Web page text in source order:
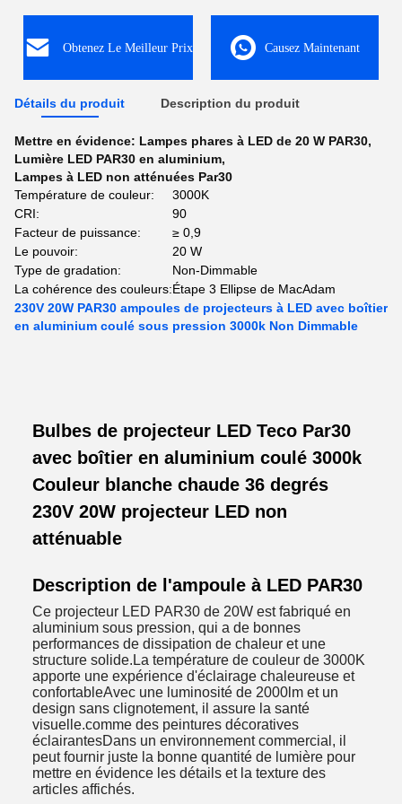
Obtenez Le Meilleur Prix Causez Maintenant
Détails du produit Description du produit
Mettre en évidence: Lampes phares à LED de 20 W PAR30,
Lumière LED PAR30 en aluminium,
Lampes à LED non atténuées Par30
Température de couleur:
3000K
CRI:
90
Facteur de puissance:
≥ 0,9
Le pouvoir:
20 W
Type de gradation:
Non-Dimmable
La cohérence des couleurs:Étape 3 Ellipse de MacAdam
230V 20W PAR30 ampoules de projecteurs à LED avec boîtier
en aluminium coulé sous pression 3000k Non Dimmable
Bulbes de projecteur LED Teco Par30
avec boîtier en aluminium coulé 3000k
Couleur blanche chaude 36 degrés
230V 20W projecteur LED non
atténuable
Description de l'ampoule à LED PAR30
Ce projecteur LED PAR30 de 20W est fabriqué en
aluminium sous pression, qui a de bonnes
performances de dissipation de chaleur et une
structure solide.La température de couleur de 3000K
apporte une expérience d'éclairage chaleureuse et
confortableAvec une luminosité de 2000lm et un
design sans clignotement, il assure la santé
visuelle.comme des peintures décoratives
éclairantesDans un environnement commercial, il
peut fournir juste la bonne quantité de lumière pour
mettre en évidence les détails et la texture des
articles affichés.